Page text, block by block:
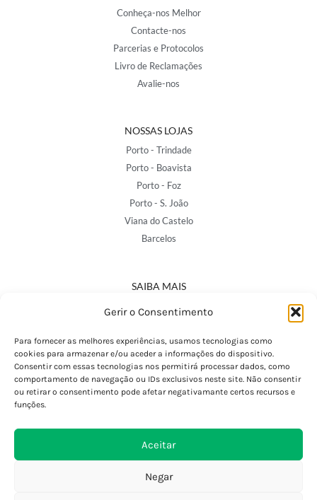
Gerir o Consentimento
Para fornecer as melhores experiências, usamos tecnologias como
cookies para armazenar e/ou aceder a informações do dispositivo.
Consentir com essas tecnologias nos permitirá processar dados, como
comportamento de navegação ou IDs exclusivos neste site. Não consentir
ou retirar o consentimento pode afetar negativamante certos recursos e
funções.
Aceitar
Negar
Conheça-nos Melhor
Contacte-nos
Parcerias e Protocolos
Livro de Reclamações
Avalie-nos
NOSSAS LOJAS
Porto - Trindade
Porto - Boavista
Porto - Foz
Porto - S. João
Viana do Castelo
Barcelos
SAIBA MAIS
Política de Privacidade
Termos e Condições
Perguntas Frequentes
Custos de Envio
Encomendas Internacionais
Devoluções e Trocas